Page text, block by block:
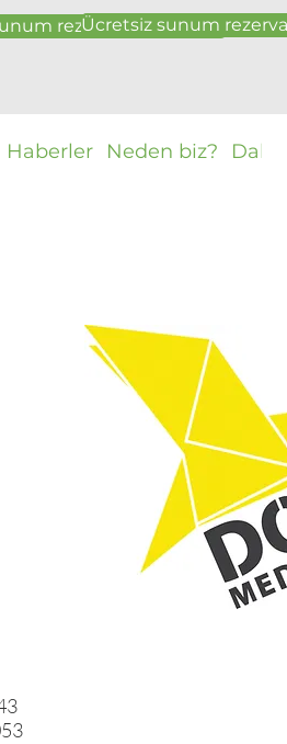
rezervasyonu yapın
Ücretsiz sunum
Haberler Neden biz? Daha